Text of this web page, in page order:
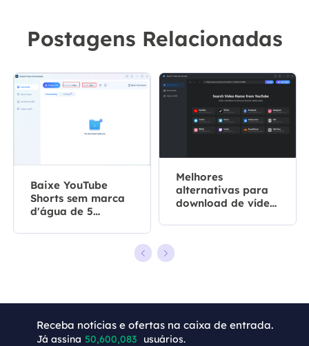
Postagens Relacionadas
Baixe YouTube
Shorts sem marca
d'água de 5
Melhores
alternativas para
download de vídeo
Receba notícias e ofertas na caixa de entrada.
Já assina 50,600,087 usuários.
+4